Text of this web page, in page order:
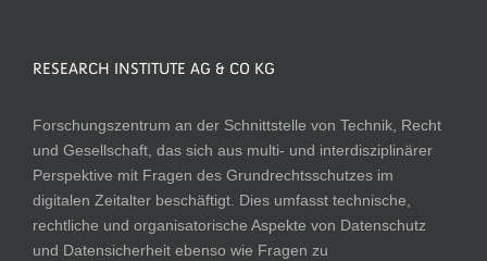
RESEARCH INSTITUTE AG & CO KG
Forschungszentrum an der Schnittstelle von Technik, Recht
und Gesellschaft, das sich aus multi- und interdisziplinärer
Perspektive mit Fragen des Grundrechtsschutzes im
digitalen Zeitalter beschäftigt. Dies umfasst technische,
rechtliche und organisatorische Aspekte von Datenschutz
und Datensicherheit ebenso wie Fragen zu